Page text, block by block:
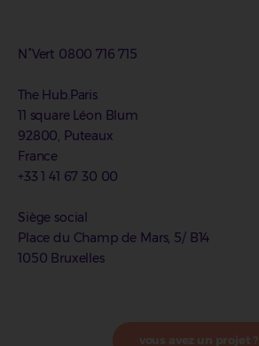
N°Vert 0800 716 715
The Hub.Paris
11 square Léon Blum
92800, Puteaux
France
+33 1 41 67 30 00
Siège social
Place du Champ de Mars, 5/ B14
1050 Bruxelles
vous avez un projet ?